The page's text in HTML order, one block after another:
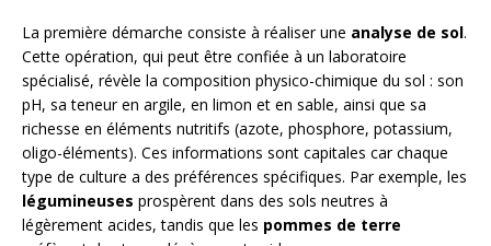
La première démarche consiste à réaliser une analyse de sol.
Cette opération, qui peut être confiée à un laboratoire
spécialisé, révèle la composition physico-chimique du sol : son
pH, sa teneur en argile, en limon et en sable, ainsi que sa
richesse en éléments nutritifs (azote, phosphore, potassium,
oligo-éléments). Ces informations sont capitales car chaque
type de culture a des préférences spécifiques. Par exemple, les
légumineuses prospèrent dans des sols neutres à
légèrement acides, tandis que les pommes de terre